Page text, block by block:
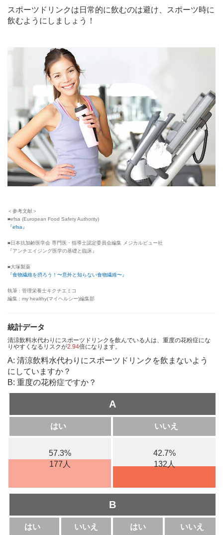
スポーツドリンクは日常的に飲むのは避け、スポーツ時に
飲むようにしましょう！
＜参考文献＞
■efsa (European Food Safety Authority)
『efsa』
■日本抗加齢医学会 専門医・指導士認定委員会編集 メジカルビュー社
『アンチエイジング医学の基礎と臨床』
■大塚製薬
『食物繊維を摂ろう！〜意外と知らない食物繊維〜』
執筆 : 管理栄養士キクチエミコ
編集 : my healthy(マイヘルシー)編集部
統計データ
清涼飲料水代わりにスポーツドリンクを飲んでいる人は、重度の花粉症にな
りやすくなるリスクが2.94倍になります。
A: 清涼飲料水代わりにスポーツドリンクを飲まないよう
にしていますか？
B: 重度の花粉症ですか？
A
はい いいえ
57.3%
177人
42.7%
132人
B
はい いいえ はい いいえ